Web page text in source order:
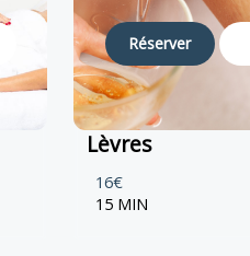
Réserver
Lèvres
16€
15 MIN